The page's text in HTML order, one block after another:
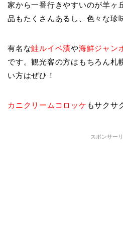
家から一番行きやすいのが羊ヶ
品もたくさんあるし、色々な珍
有名な鮭ルイベ漬や海鮮ジャン
です。観光客の方はもちろん札
い方はぜひ！
カニクリームコロッケ もサクサ
スポンサー